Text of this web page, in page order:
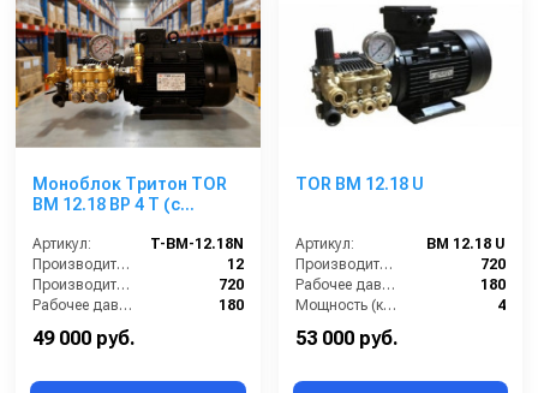
Моноблок Тритон TOR
ВМ 12.18 ВР 4 Т (с
аварийным
регулятором давления
SVL17 170 бар, без
электрики)
Артикул:
T-BM-12.18N
Производительность (л/мин):
12
Производительность (л/ч):
720
Рабочее давление (бар):
180
Мощность (кВт):
49 000 руб.
TOR BM 12.18 U
Артикул:
BM 12.18 U
Производительность (л/ч):
720
Рабочее давление (бар):
180
Мощность (кВт):
4
Электропитание (В):
53 000 руб.